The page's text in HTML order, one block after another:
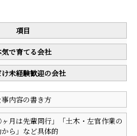
項目
気で育てる会社
未経験歓迎の会社
事内容の書き方
ヶ月は先輩同行」「土木・左官作業の
から」など具体的